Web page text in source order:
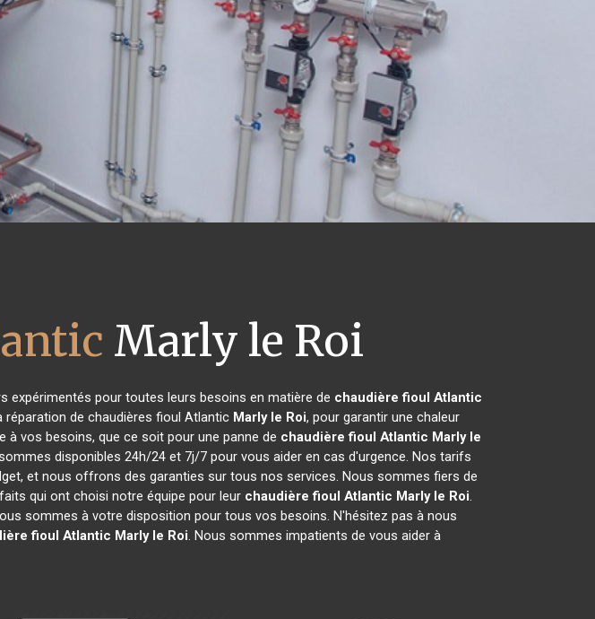
Marly le Roi
expérimentés pour toutes leurs besoins en matière de chaudière fioul Atlantic
de chaudières fioul Atlantic Marly le Roi, pour garantir une chaleur
vos besoins, que ce soit pour une panne de chaudière fioul Atlantic Marly le
disponibles 24h/24 et 7j/7 pour vous aider en cas d'urgence. Nos tarifs
et nous offrons des garanties sur tous nos services. Nous sommes fiers de
qui ont choisi notre équipe pour leur chaudière fioul Atlantic Marly le Roi.
sommes à votre disposition pour tous vos besoins. N'hésitez pas à nous
fioul Atlantic Marly le Roi. Nous sommes impatients de vous aider à